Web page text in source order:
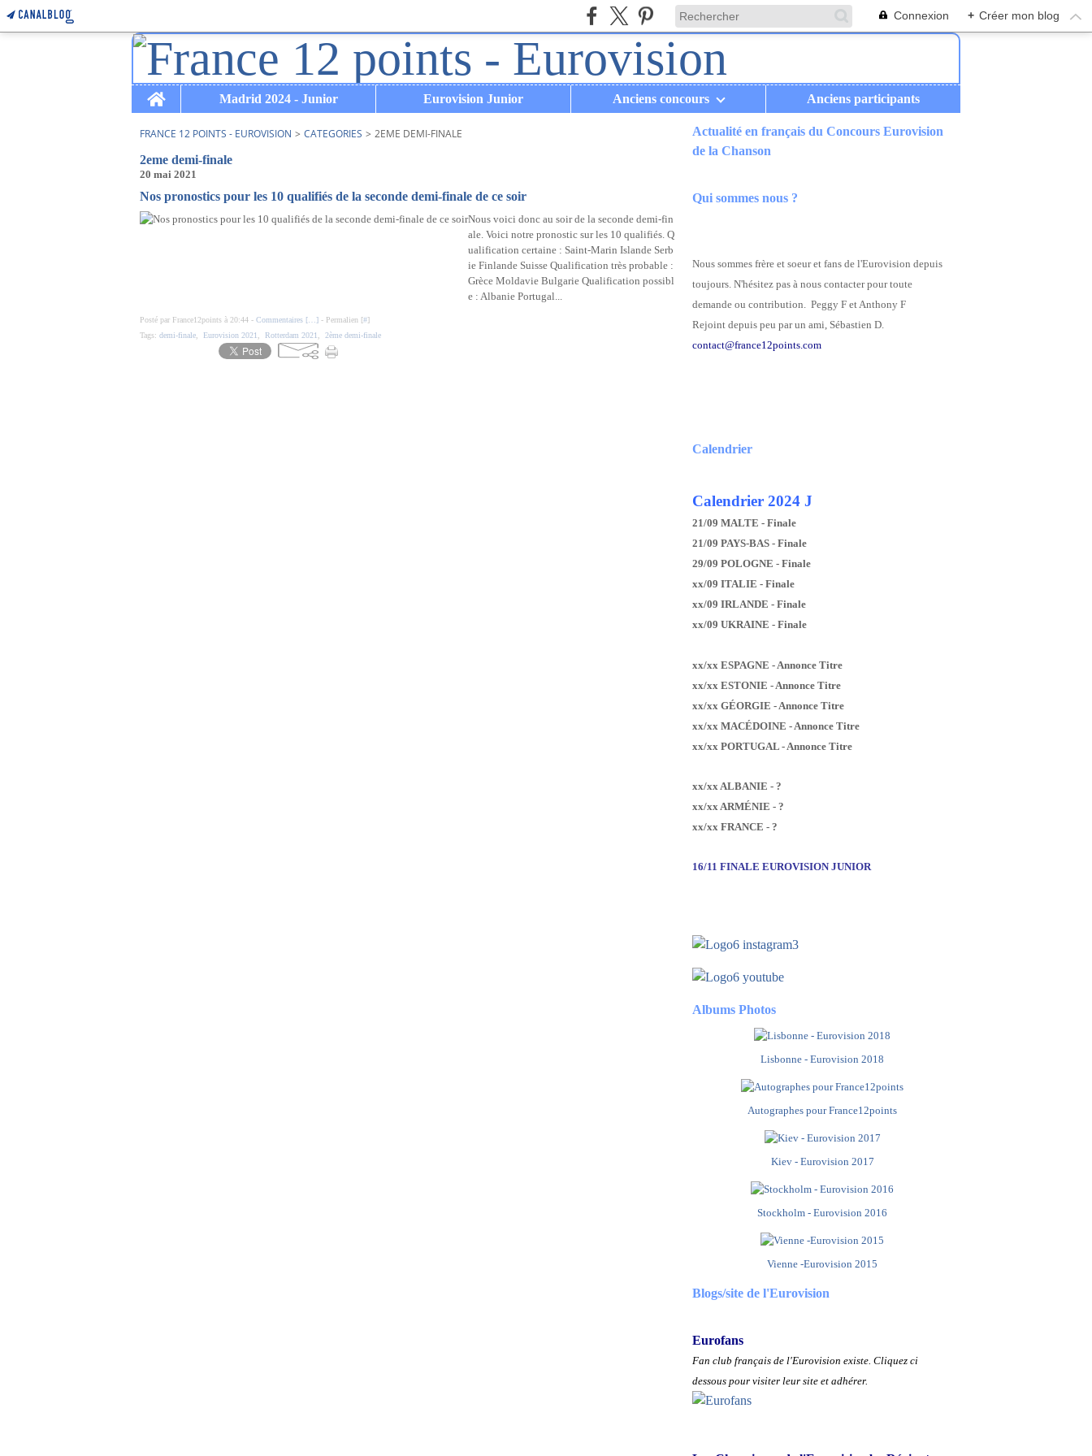
Connexion + Créer mon blog
Home
Madrid 2024 - Junior Eurovision Junior Anciens concours Anciens participants
FRANCE 12 POINTS - EUROVISION > CATEGORIES > 2EME DEMI-FINALE
2eme demi-finale
20 mai 2021
Nos pronostics pour les 10 qualifiés de la seconde demi-finale de ce soir
Nous voici donc au soir de la seconde demi-fin
ale. Voici notre pronostic sur les 10 qualifiés. Q
ualification certaine : Saint-Marin Islande Serb
ie Finlande Suisse Qualification très probable :
Grèce Moldavie Bulgarie Qualification possibl
e : Albanie Portugal...
Posté par France12points à 20:44 - Commentaires [ ] - Permalien [#]
Tags: demi-finale Eurovision 2021 Rotterdam 2021 2ème demi-finale
Actualité en français du Concours Eurovision
de la Chanson
Qui sommes nous ?
Nous sommes frère et soeur et fans de l'Eurovision depuis
toujours. N'hésitez pas à nous contacter pour toute
demande ou contribution. Peggy F et Anthony F
Rejoint depuis peu par un ami, Sébastien D.
contact@france12points.com
Calendrier
Calendrier 2024 J
21/09 MALTE - Finale
21/09 PAYS-BAS - Finale
29/09 POLOGNE - Finale
xx/09 ITALIE - Finale
xx/09 IRLANDE - Finale
xx/09 UKRAINE - Finale
xx/xx ESPAGNE - Annonce Titre
xx/xx ESTONIE - Annonce Titre
xx/xx GÉORGIE - Annonce Titre
xx/xx MACÉDOINE - Annonce Titre
xx/xx PORTUGAL - Annonce Titre
xx/xx ALBANIE - ?
xx/xx ARMÉNIE - ?
xx/xx FRANCE - ?
16/11 FINALE EUROVISION JUNIOR
Albums Photos
Lisbonne - Eurovision 2018
Autographes pour France12points
Kiev - Eurovision 2017
Stockholm - Eurovision 2016
Vienne -Eurovision 2015
Blogs/site de l'Eurovision
Eurofans
Fan club français de l'Eurovision existe. Cliquez ci
dessous pour visiter leur site et adhérer.